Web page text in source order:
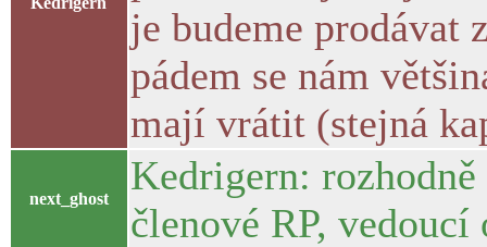
je budeme prodávat
pádem se nám
mají vrátit (stejná
next_ghost
Kedrigern:
členové RP,